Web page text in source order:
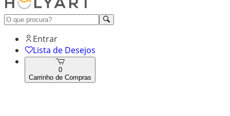
Entrar
Lista de Desejos
0
Carrinho de Compras